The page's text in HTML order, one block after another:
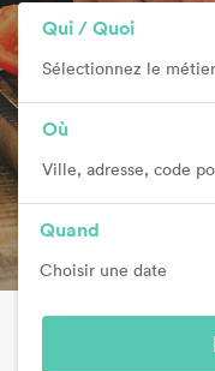
Qui / Quoi
Où
Quand
Retour